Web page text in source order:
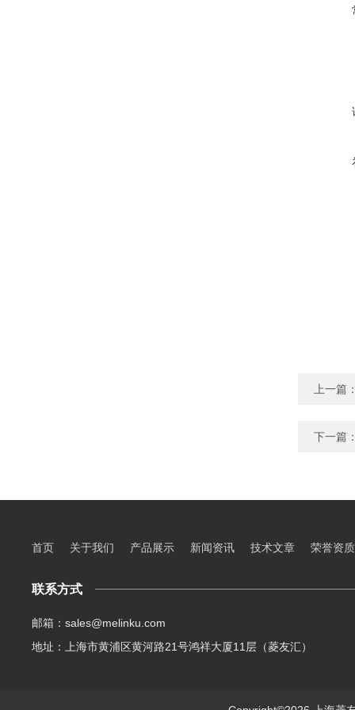
上一篇
下一篇
首页 关于我们 产品展示 新闻资讯 技术文章 荣誉资质
联系方式
邮箱：sales@melinku.com
地址：上海市黄浦区黄河路21号鸿祥大厦11层（菱友汇）